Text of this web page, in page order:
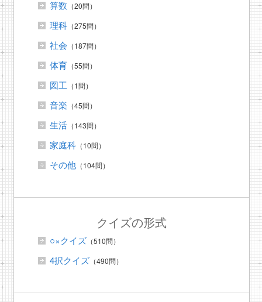
算数 （20問）
理科（275問）
社会 （187問）
体育（55問）
図工 （1問）
音楽 （45問）
生活（143問）
家庭科（10問）
その他（104問）
クイズの形式
○×クイズ（510問）
4択クイズ（490問）